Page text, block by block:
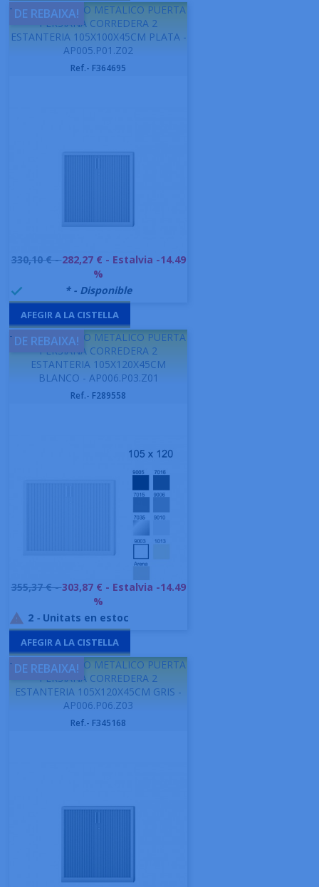
-GAPSA ARMARIO METALICO PUERTA
PERSIANA CORREDERA 2
ESTANTERIA 105X100X45CM PLATA -
AP005.P01.Z02
Ref.- F364695
DE REBAIXA!
Preu
330,10 € -282,27 € - Estalvia -14.49
%
 * - Disponible
AFEGIR A LA CISTELLA
-GAPSA ARMARIO METALICO PUERTA
PERSIANA CORREDERA 2
ESTANTERIA 105X120X45CM
BLANCO - AP006.P03.Z01
Ref.- F289558
DE REBAIXA!
Preu
355,37 € -303,87 € - Estalvia -14.49
%
 2 - Unitats en estoc
AFEGIR A LA CISTELLA
-GAPSA ARMARIO METALICO PUERTA
PERSIANA CORREDERA 2
ESTANTERIA 105X120X45CM GRIS -
AP006.P06.Z03
Ref.- F345168
DE REBAIXA!